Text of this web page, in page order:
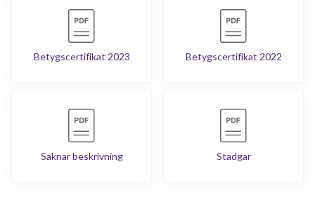
Betygscertifikat 2023 Betygscertifikat 2022
Saknar beskrivning Stadgar